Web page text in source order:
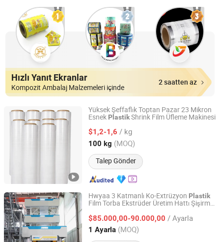
Hızlı Yanıt Ekranlar
Kompozit Ambalaj Malzemeleri içinde
2 saatten az
Yüksek Şeffaflık Toptan Pazar 23 Mikron
Esnek PlastikShrink Film Üfleme Makinesi
$1,2-1,6 / kg
100 kg (MOQ)
Talep Gönder
Shenzhen King Fung Industry Co., Ltd.
Fiyat 2024
Hwyaa 3 Katmanlı Ko-Extrüzyon Plastik
Film Torba Ekstrüder Üretim Hattı Şişirme
Ekstrüzyon
$85.000,00-90.000,00 / Ayarla
1 Ayarla (MOQ)
Laiwu Huaya Polymer Sci.& Tech. Co., Ltd.
Shandong, China Fiyat 2019